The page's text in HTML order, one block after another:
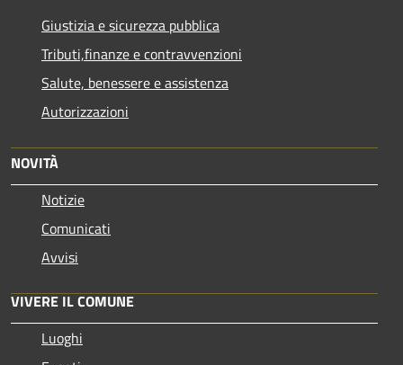
Giustizia e sicurezza pubblica
Tributi,finanze e contravvenzioni
Salute, benessere e assistenza
Autorizzazioni
NOVITÀ
Notizie
Comunicati
Avvisi
VIVERE IL COMUNE
Luoghi